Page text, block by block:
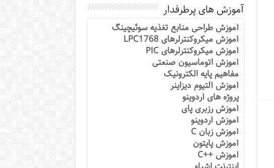
آموزش های پرطرفدار
آموزش طراحی منابع تغذیه سوئیچینگ
آموزش میکروکنترلرهای LPC1768
آموزش میکروکنترلرهای PIC
آموزش اتوماسیون صنعتی
مفاهیم پایه الکترونیک
آموزش آلتیوم دیزاینر
پروژه های آردوینو
آموزش رزبری پای
آموزش آردوینو
آموزش زبان C
آموزش پایتون
آموزش ++C